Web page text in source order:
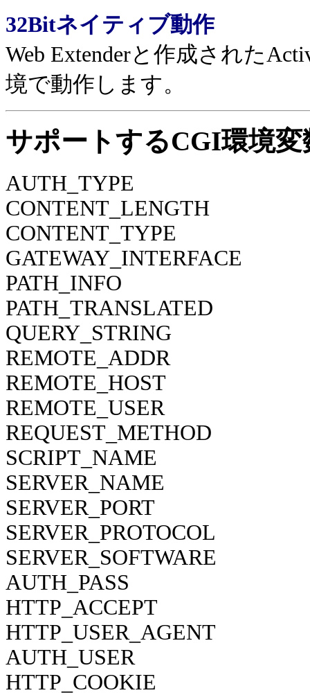
32Bitネイティブ動作
Web Extenderと作成された
境で動作します。
サポートするCGI環境変
AUTH_TYPE
CONTENT_LENGTH
CONTENT_TYPE
GATEWAY_INTERFACE
PATH_INFO
PATH_TRANSLATED
QUERY_STRING
REMOTE_ADDR
REMOTE_HOST
REMOTE_USER
REQUEST_METHOD
SCRIPT_NAME
SERVER_NAME
SERVER_PORT
SERVER_PROTOCOL
SERVER_SOFTWARE
AUTH_PASS
HTTP_ACCEPT
HTTP_USER_AGENT
AUTH_USER
HTTP_COOKIE